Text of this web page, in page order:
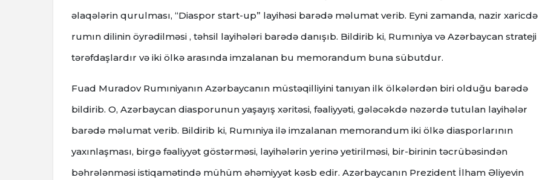
əlaqələrin qurulması, “Diaspor start-up” layihəsi barədə məlumat verib. Eyni zamanda, nazir xaricdə
rumın dilinin öyrədilməsi , təhsil layihələri barədə danışıb. Bildirib ki, Rumıniya və Azərbaycan strateji
tərəfdaşlardır və iki ölkə arasında imzalanan bu memorandum buna sübutdur.
Fuad Muradov Rumıniyanın Azərbaycanın müstəqilliyini tanıyan ilk ölkələrdən biri olduğu barədə
bildirib. O, Azərbaycan diasporunun yaşayış xəritəsi, fəaliyyəti, gələcəkdə nəzərdə tutulan layihələr
barədə məlumat verib. Bildirib ki, Rumıniya ilə imzalanan memorandum iki ölkə diasporlarının
yaxınlaşması, birgə fəaliyyət göstərməsi, layihələrin yerinə yetirilməsi, bir-birinin təcrübəsindən
bəhrələnməsi istiqamətində mühüm əhəmiyyət kəsb edir. Azərbaycanın Prezident İlham Əliyevin